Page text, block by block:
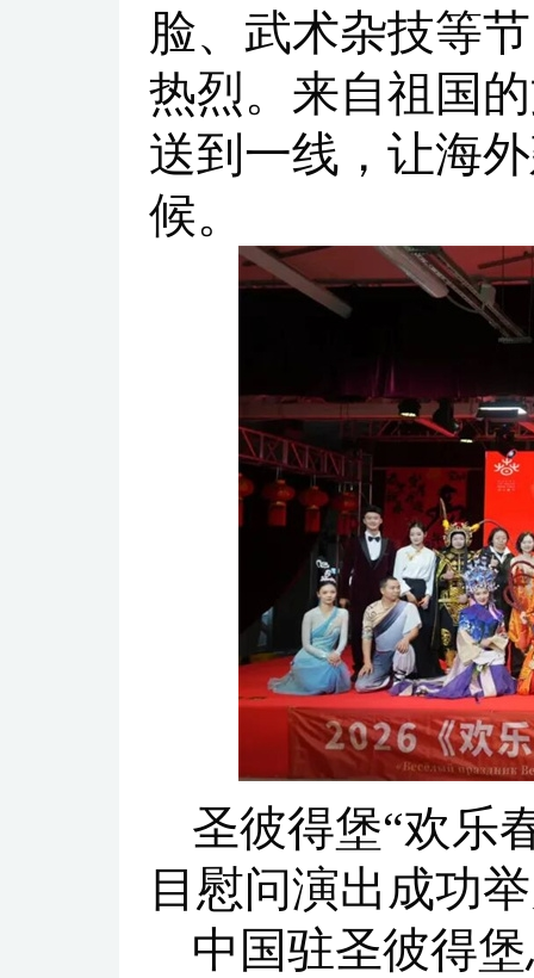
脸、武术杂技等
热烈。来自祖国
送到一线，让海
候。
圣彼得堡“欢乐
目慰问演出成功
中国驻圣彼得